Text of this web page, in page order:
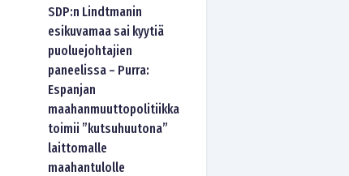
SDP:n Lindtmanin
esikuvamaa sai kyytiä
puoluejohtajien
paneelissa – Purra:
Espanjan
maahanmuuttopolitiikka
toimii ”kutsuhuutona”
laittomalle
maahantulolle